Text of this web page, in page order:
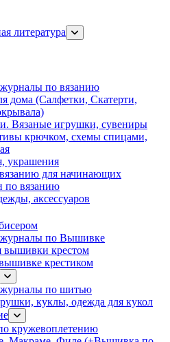
литература
по вязанию
дома (Салфетки, Скатерти,
Вязаные игрушки, сувениры
крючком, схемы спицами,
украшения
для начинающих
по вязанию
аксессуаров
по Вышивке
вышивки крестом
крестиком
по шитью
куклы, одежда для кукол
кружевоплетению